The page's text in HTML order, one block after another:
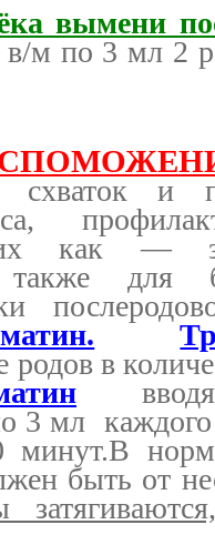
вымени
в/м по 3 мл 2
и
как —
также для
родов в
3 мл каждого
минут.В
быть от